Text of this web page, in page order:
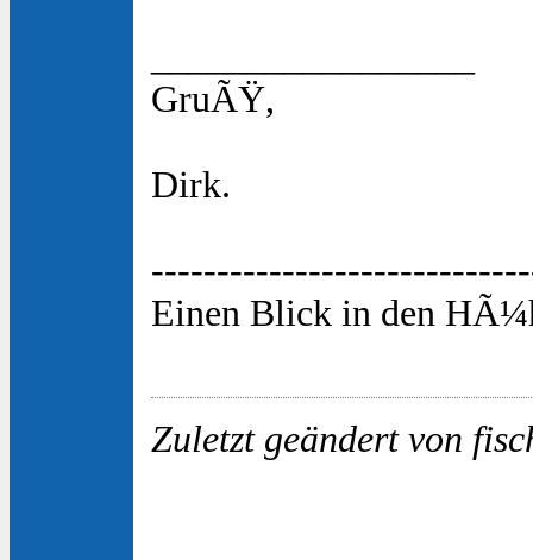
GruÃŸ,
Dirk.
Einen Blick in den
Zuletzt geändert von